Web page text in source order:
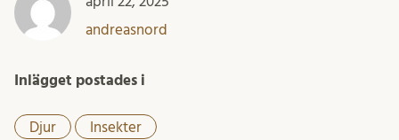
andreasnord
Inlägget postades i
Djur Insekter